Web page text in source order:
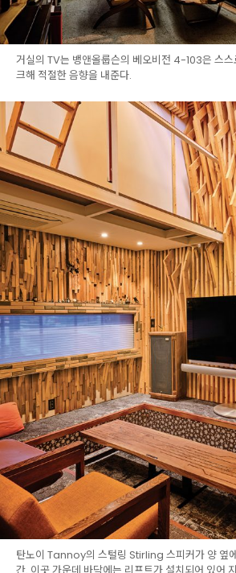
거실의 TV는 뱅앤올룹슨의 베오비전 4-103은 스스
크해 적절한 음향을 내준다.
탄노이 Tannoy의 스털링 Stirling 스피커가 양 옆
간. 이곳 가운데 바닥에는 리프트가 설치되어 있어